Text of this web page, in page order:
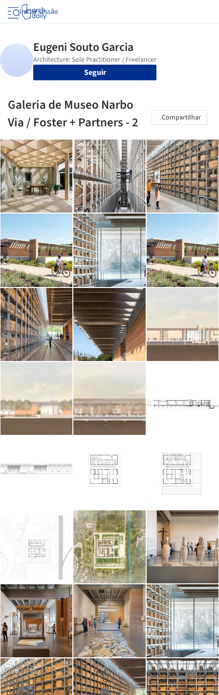
Iniciar sessão
Seguir
Galeria de Museo Narbo
Via / Foster + Partners - 2
Compartilhar